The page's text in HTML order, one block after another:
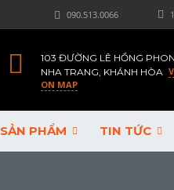
090.513.0066
103 ĐƯỜNG LÊ HỒNG
NHA TRANG, KHÁNH HÒA
ON MAP
SẢN PHẨM TIN TỨC